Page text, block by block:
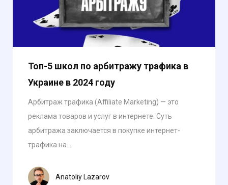
Топ-5 школ по арбитражу трафика в
Украине в 2024 году
Арбитраж трафика (Affiliate Marketing) — это
реклама товаров и услуг в интернете. Суть
арбитража заключается в покупке интернет-
трафика на...
Anatoliy Lazarov